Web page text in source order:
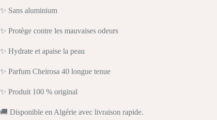
✨ Sans aluminium
✨ Protège contre les mauvaises odeurs
✨ Hydrate et apaise la peau
✨ Parfum Cheirosa 40 longue tenue
✨ Produit 100 % original
🚚 Disponible en Algérie avec livraison rapide.